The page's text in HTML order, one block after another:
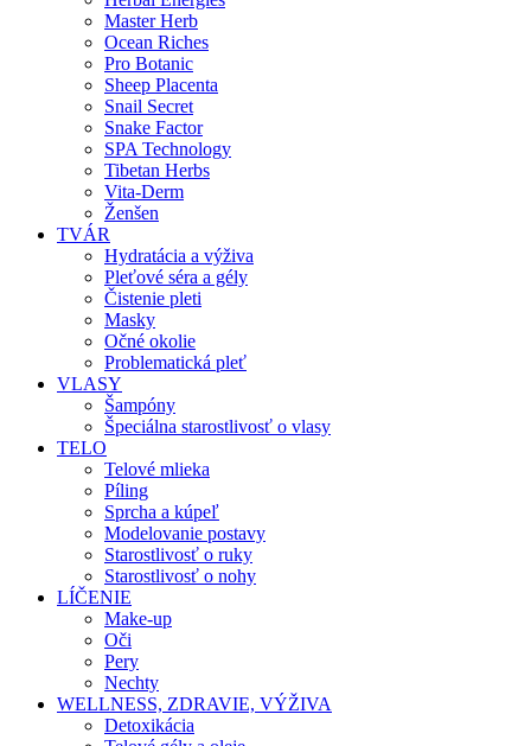
Master Herb
Ocean Riches
Pro Botanic
Sheep Placenta
Snail Secret
Snake Factor
SPA Technology
Tibetan Herbs
Vita-Derm
Ženšen
TVÁR
Hydratácia a výživa
Pleťové séra a gély
Čistenie pleti
Masky
Očné okolie
Problematická pleť
VLASY
Šampóny
Špeciálna starostlivosť o vlasy
TELO
Telové mlieka
Píling
Sprcha a kúpeľ
Modelovanie postavy
Starostlivosť o ruky
Starostlivosť o nohy
LÍČENIE
Make-up
Oči
Pery
Nechty
WELLNESS, ZDRAVIE, VÝŽIVA
Detoxikácia